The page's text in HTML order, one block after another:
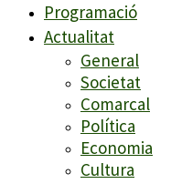
Programació
Actualitat
General
Societat
Comarcal
Política
Economia
Cultura